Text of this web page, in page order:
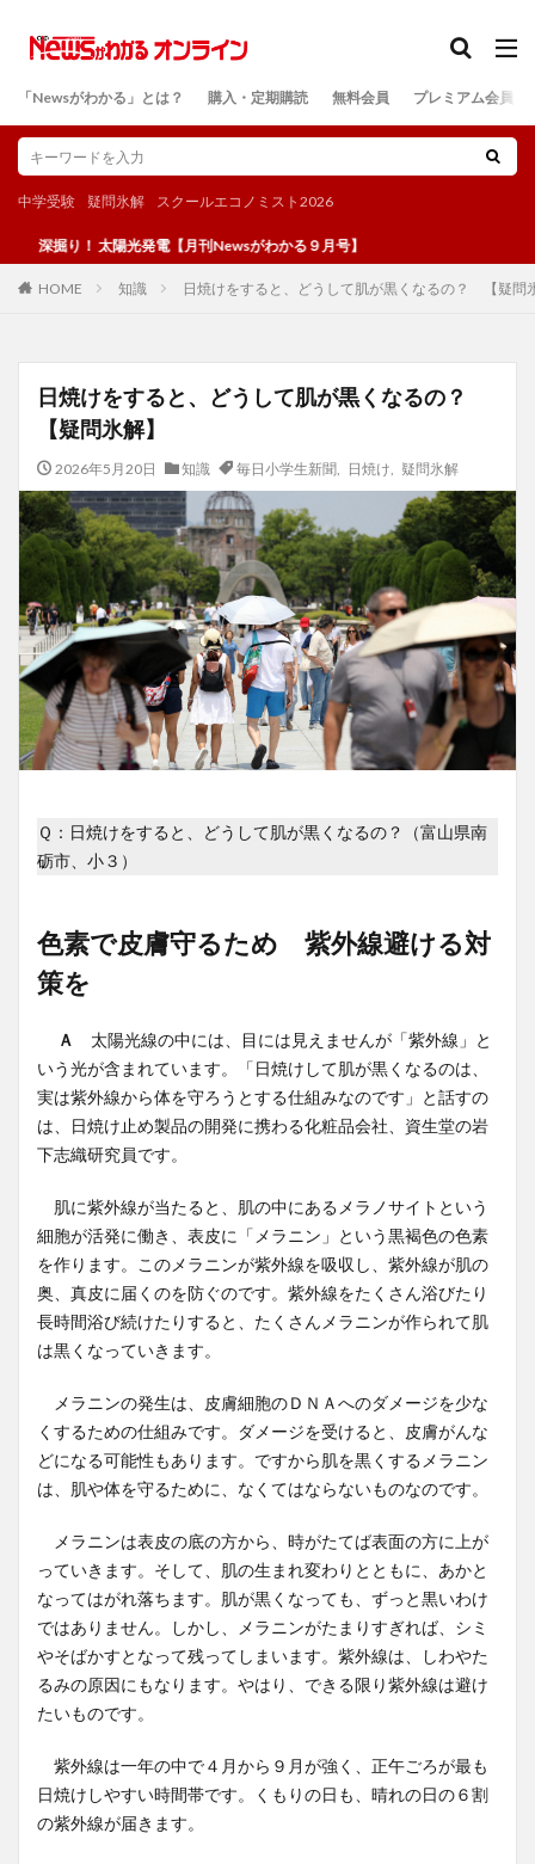
「Newsがわかる」とは？ 購入・定期購読 無料会員 プレミアム会員
中学受験 疑問氷解 スクールエコノミスト2026
！ 太陽光発電【月刊Newsがわかる９月号】
HOME 知識 日焼けをすると、どうして肌が黒くなるの？ 【疑問
日焼けをすると、どうして肌が黒くなるの？
【疑問氷解】
2026年5月20日 知識 毎日小学生新聞 日焼け 疑問氷解
Ｑ：日焼けをすると、どうして肌が黒くなるの？（富山県南
砺市、小３）
色素で皮膚守るため 紫外線避ける対
策を
Ａ
太陽光線の中には、目には見えませんが「紫外線」と
いう光が含まれています。「日焼けして肌が黒くなるのは、
実は紫外線から体を守ろうとする仕組みなのです」と話すの
は、日焼け止め製品の開発に携わる化粧品会社、資生堂の岩
下志織研究員です。
肌に紫外線が当たると、肌の中にあるメラノサイトという
細胞が活発に働き、表皮に「メラニン」という黒褐色の色素
を作ります。このメラニンが紫外線を吸収し、紫外線が肌の
奥、真皮に届くのを防ぐのです。紫外線をたくさん浴びたり
長時間浴び続けたりすると、たくさんメラニンが作られて肌
は黒くなっていきます。
メラニンの発生は、皮膚細胞のＤＮＡへのダメージを少な
くするための仕組みです。ダメージを受けると、皮膚がんな
どになる可能性もあります。ですから肌を黒くするメラニン
は、肌や体を守るために、なくてはならないものなのです。
メラニンは表皮の底の方から、時がたてば表面の方に上が
っていきます。そして、肌の生まれ変わりとともに、あかと
なってはがれ落ちます。肌が黒くなっても、ずっと黒いわけ
ではありません。しかし、メラニンがたまりすぎれば、シミ
やそばかすとなって残ってしまいます。紫外線は、しわやた
るみの原因にもなります。やはり、できる限り紫外線は避け
たいものです。
紫外線は一年の中で４月から９月が強く、正午ごろが最も
日焼けしやすい時間帯です。くもりの日も、晴れの日の６割
の紫外線が届きます。
検索